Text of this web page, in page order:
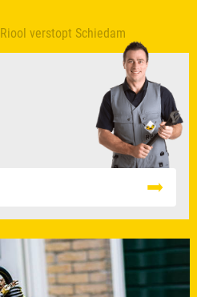
Riool verstopt Schiedam